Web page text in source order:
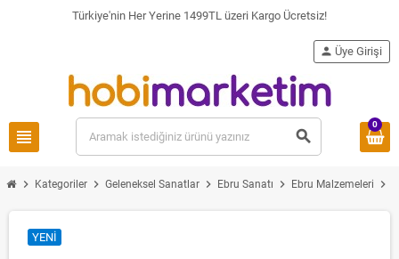
Türkiye'nin Her Yerine 1499TL üzeri Kargo Ücretsiz!
view_headline search
person Üye Girişi
0
chevron_right Kategoriler chevron_right Geleneksel Sanatlar chevron_right Ebru Sanatı chevron_right Ebru Malzemeleri chevron_right
YENI